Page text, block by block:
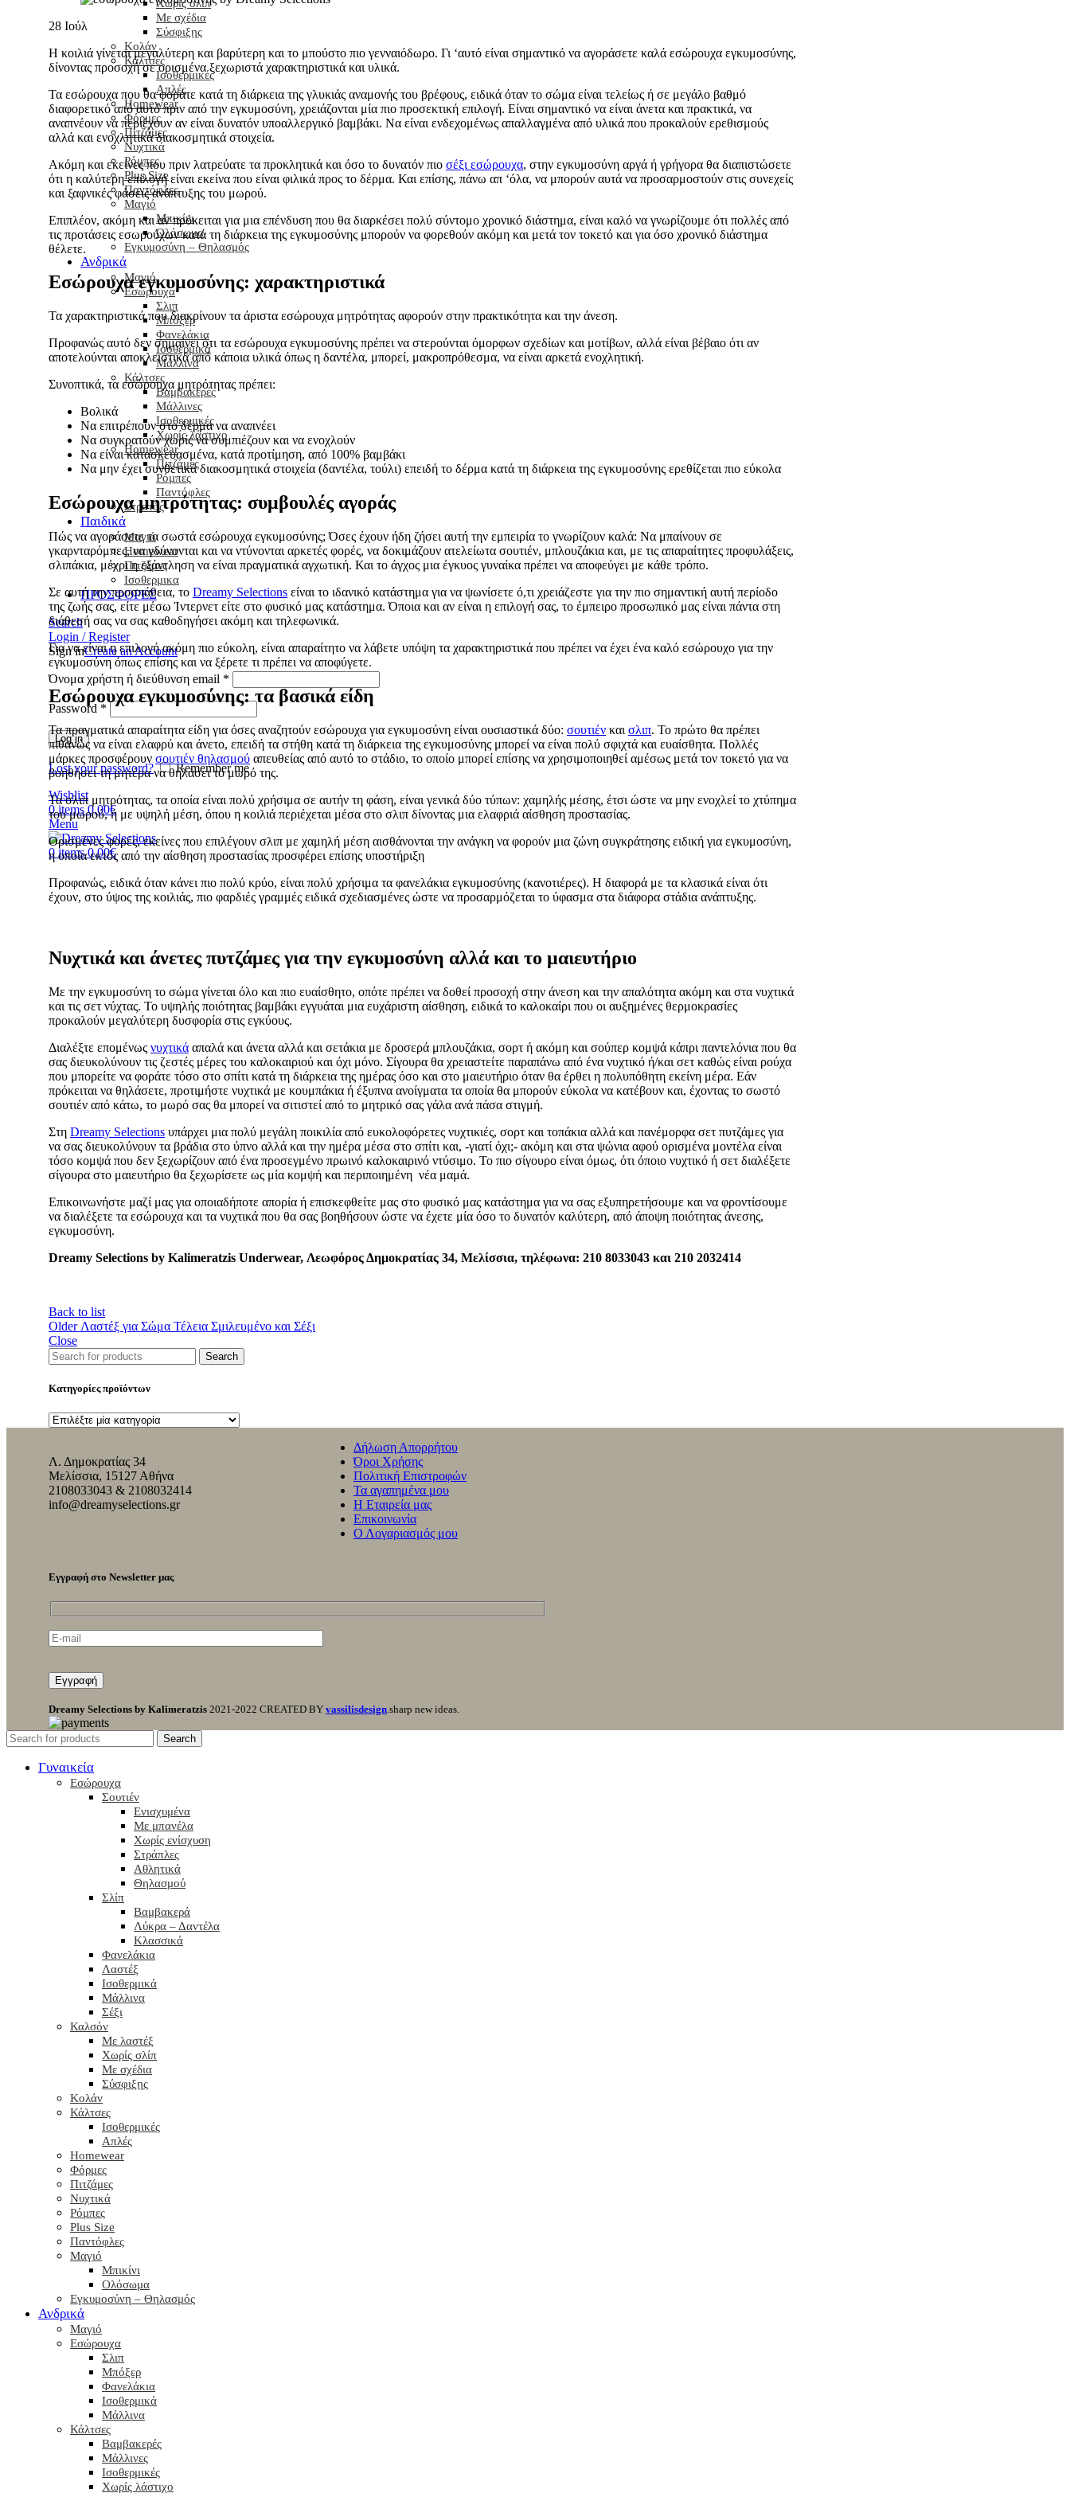
Χωρίς σλίπ
Με σχέδια
Σύσφιξης
Κολάν
Κάλτσες
Ισοθερμικές
Απλές
Homewear
Φόρμες
Πιτζάμες
Νυχτικά
Ρόμπες
Plus Size
Παντόφλες
Μαγιό
Μπικίνι
Ολόσωμα
Εγκυμοσύνη – Θηλασμός
Ανδρικά
Μαγιό
Εσώρουχα
Σλιπ
Μπόξερ
Φανελάκια
Ισοθερμικά
Μάλλινα
Κάλτσες
Βαμβακερές
Μάλλινες
Ισοθερμικές
Χωρίς λάστιχο
Homewear
Πιτζάμες
Ρόμπες
Παντόφλες
Στρατός
Παιδικά
Μαγιό
Homewear
Πιτζάμες
Ισοθερμικα
ΠΡΟΣΦΟΡΕΣ
Search
Login / Register
Sign inCreate an Account
Όνομα χρήστη ή διεύθυνση email *
Password *
Log in
Lost your password?
Remember me
Wishlist
0items 0,00€
Menu
0 items 0,00€
28 Ιούλ
Η κοιλιά γίνεται μεγαλύτερη και βαρύτερη και το μπούστο πιο γενναιόδωρο. Γι ‘αυτό είναι σημαντικό να αγοράσετε καλά εσώρουχα εγκυμοσύνης,
δίνοντας προσοχή σε ορισμένα ξεχωριστά χαρακτηριστικά και υλικά.
Τα εσώρουχα που θα φοράτε κατά τη διάρκεια της γλυκιάς αναμονής του βρέφους, ειδικά όταν το σώμα είναι τελείως ή σε μεγάλο βαθμό
διαφορετικό από αυτό πριν από την εγκυμοσύνη, χρειάζονται μία πιο προσεκτική επιλογή. Είναι σημαντικό να είναι άνετα και πρακτικά, να
αναπνέουν να περιέχουν αν είναι δυνατόν υποαλλεργικό βαμβάκι. Να είναι ενδεχομένως απαλλαγμένα από υλικά που προκαλούν ερεθισμούς
αλλά και ενοχλητικά διακοσμητικά στοιχεία.
Ακόμη και εκείνες που πριν λατρεύατε τα προκλητικά και όσο το δυνατόν πιο σέξι εσώρουχα, στην εγκυμοσύνη αργά ή γρήγορα θα διαπιστώσετε
ότι η καλύτερη επιλογή είναι εκείνα που είναι φιλικά προς το δέρμα. Και επίσης, πάνω απ ‘όλα, να μπορούν αυτά να προσαρμοστούν στις συνεχείς
και ξαφνικές φάσεις ανάπτυξης του μωρού.
Επιπλέον, ακόμη και αν πρόκειται για μια επένδυση που θα διαρκέσει πολύ σύντομο χρονικό διάστημα, είναι καλό να γνωρίζουμε ότι πολλές από
τις προτάσεις εσωρούχων κατά τη διάρκεια της εγκυμοσύνης μπορούν να φορεθούν ακόμη και μετά τον τοκετό και για όσο χρονικό διάστημα
θέλετε.
Εσώρουχα εγκυμοσύνης: χαρακτηριστικά
Τα χαρακτηριστικά που διακρίνουν τα άριστα εσώρουχα μητρότητας αφορούν στην πρακτικότητα και την άνεση.
Προφανώς αυτό δεν σημαίνει ότι τα εσώρουχα εγκυμοσύνης πρέπει να στερούνται όμορφων σχεδίων και μοτίβων, αλλά είναι βέβαιο ότι αν
αποτελούνται αποκλειστικά από κάποια υλικά όπως η δαντέλα, μπορεί, μακροπρόθεσμα, να είναι αρκετά ενοχλητική.
Συνοπτικά, τα εσώρουχα μητρότητας πρέπει:
Βολικά
Να επιτρέπουν στο δέρμα να αναπνέει
Να συγκρατούν χωρίς να συμπιέζουν και να ενοχλούν
Να είναι κατασκευασμένα, κατά προτίμηση, από 100% βαμβάκι
Να μην έχει συνθετικά διακοσμητικά στοιχεία (δαντέλα, τούλι) επειδή το δέρμα κατά τη διάρκεια της εγκυμοσύνης ερεθίζεται πιο εύκολα
Εσώρουχα μητρότητας: συμβουλές αγοράς
Πώς να αγοράσετε τα σωστά εσώρουχα εγκυμοσύνης; Όσες έχουν ήδη ζήσει αυτή την εμπειρία το γνωρίζουν καλά: Να μπαίνουν σε
γκαρνταρόμπες, να γδύνονται και να ντύνονται αρκετές φορές, να δοκιμάζουν ατελείωτα σουτιέν, μπλουζάκια και, με τις απαραίτητες προφυλάξεις,
σλιπάκια, μέχρι η εξάντληση να είναι πραγματικά αγχωτική. Και το άγχος μια έγκυος γυναίκα πρέπει να αποφεύγει με κάθε τρόπο.
Σε αυτή την προσπάθεια, το Dreamy Selections είναι το ιδανικό κατάστημα για να ψωνίσετε ό,τι χρειάζεστε για την πιο σημαντική αυτή περίοδο
της ζωής σας, είτε μέσω Ίντερνετ είτε στο φυσικό μας κατάστημα. Όποια και αν είναι η επιλογή σας, το έμπειρο προσωπικό μας είναι πάντα στη
διάθεσή σας να σας καθοδηγήσει ακόμη και τηλεφωνικά.
Για να είναι η επιλογή ακόμη πιο εύκολη, είναι απαραίτητο να λάβετε υπόψη τα χαρακτηριστικά που πρέπει να έχει ένα καλό εσώρουχο για την
εγκυμοσύνη όπως επίσης και να ξέρετε τι πρέπει να αποφύγετε.
Εσώρουχα εγκυμοσύνης: τα βασικά είδη
Τα πραγματικά απαραίτητα είδη για όσες αναζητούν εσώρουχα για εγκυμοσύνη είναι ουσιαστικά δύο: σουτιέν και σλιπ. Το πρώτο θα πρέπει
πιθανώς να είναι ελαφρύ και άνετο, επειδή τα στήθη κατά τη διάρκεια της εγκυμοσύνης μπορεί να είναι πολύ σφιχτά και ευαίσθητα. Πολλές
μάρκες προσφέρουν σουτιέν θηλασμού απευθείας από αυτό το στάδιο, το οποίο μπορεί επίσης να χρησιμοποιηθεί αμέσως μετά τον τοκετό για να
βοηθήσει τη μητέρα να θηλάσει το μωρό της.
Τα σλιπ μητρότητας, τα οποία είναι πολύ χρήσιμα σε αυτήν τη φάση, είναι γενικά δύο τύπων: χαμηλής μέσης, έτσι ώστε να μην ενοχλεί το χτύπημα
του μωρού, ή με υψηλή μέση, όπου η κοιλιά περιέχεται μέσα στο σλιπ δίνοντας μια ελαφριά αίσθηση προστασίας.
Ορισμένες φορές, εκείνες που επιλέγουν σλιπ με χαμηλή μέση αισθάνονται την ανάγκη να φορούν μια ζώνη συγκράτησης ειδική για εγκυμοσύνη,
η οποία εκτός από την αίσθηση προστασίας προσφέρει επίσης υποστήριξη
Προφανώς, ειδικά όταν κάνει πιο πολύ κρύο, είναι πολύ χρήσιμα τα φανελάκια εγκυμοσύνης (κανοτιέρες). Η διαφορά με τα κλασικά είναι ότι
έχουν, στο ύψος της κοιλιάς, πιο φαρδιές γραμμές ειδικά σχεδιασμένες ώστε να προσαρμόζεται το ύφασμα στα διάφορα στάδια ανάπτυξης.
Νυχτικά και άνετες πυτζάμες για την εγκυμοσύνη αλλά και το μαιευτήριο
Με την εγκυμοσύνη το σώμα γίνεται όλο και πιο ευαίσθητο, οπότε πρέπει να δοθεί προσοχή στην άνεση και την απαλότητα ακόμη και στα νυχτικά
και τις σετ νύχτας. Το υψηλής ποιότητας βαμβάκι εγγυάται μια ευχάριστη αίσθηση, ειδικά το καλοκαίρι που οι αυξημένες θερμοκρασίες
προκαλούν μεγαλύτερη δυσφορία στις εγκύους.
Διαλέξτε επομένως νυχτικά απαλά και άνετα αλλά και σετάκια με δροσερά μπλουζάκια, σορτ ή ακόμη και σούπερ κομψά κάπρι παντελόνια που θα
σας διευκολύνουν τις ζεστές μέρες του καλοκαιριού και όχι μόνο. Σίγουρα θα χρειαστείτε παραπάνω από ένα νυχτικό ή/και σετ καθώς είναι ρούχα
που μπορείτε να φοράτε τόσο στο σπίτι κατά τη διάρκεια της ημέρας όσο και στο μαιευτήριο όταν θα έρθει η πολυπόθητη εκείνη μέρα. Εάν
πρόκειται να θηλάσετε, προτιμήστε νυχτικά με κουμπάκια ή έξυπνα ανοίγματα τα οποία θα μπορούν εύκολα να κατέβουν και, έχοντας το σωστό
σουτιέν από κάτω, το μωρό σας θα μπορεί να σιτιστεί από το μητρικό σας γάλα ανά πάσα στιγμή.
Στη Dreamy Selections υπάρχει μια πολύ μεγάλη ποικιλία από ευκολοφόρετες νυχτικιές, σορτ και τοπάκια αλλά και πανέμορφα σετ πυτζάμες για
να σας διευκολύνουν τα βράδια στο ύπνο αλλά και την ημέρα μέσα στο σπίτι και, -γιατί όχι;- ακόμη και στα ψώνια αφού ορισμένα μοντέλα είναι
τόσο κομψά που δεν ξεχωρίζουν από ένα προσεγμένο πρωινό καλοκαιρινό ντύσιμο. Το πιο σίγουρο είναι όμως, ότι όποιο νυχτικό ή σετ διαλέξετε
σίγουρα στο μαιευτήριο θα ξεχωρίσετε ως μία κομψή και περιποιημένη νέα μαμά.
Επικοινωνήστε μαζί μας για οποιαδήποτε απορία ή επισκεφθείτε μας στο φυσικό μας κατάστημα για να σας εξυπηρετήσουμε και να φροντίσουμε
να διαλέξετε τα εσώρουχα και τα νυχτικά που θα σας βοηθήσουν ώστε να έχετε μία όσο το δυνατόν καλύτερη, από άποψη ποιότητας άνεσης,
εγκυμοσύνη.
Dreamy Selections by Kalimeratzis Underwear, Λεωφόρος Δημοκρατίας 34, Μελίσσια, τηλέφωνα: 210 8033043 και 210 2032414
Back to list
Older Λαστέξ για Σώμα Τέλεια Σμιλευμένο και Σέξι
Close
Search
Κατηγορίες προϊόντων
Λ. Δημοκρατίας 34
Μελίσσια, 15127 Αθήνα
2108033043 & 2108032414
info@dreamyselections.gr
Δήλωση Απορρήτου
Όροι Χρήσης
Πολιτική Επιστροφών
Τα αγαπημένα μου
Η Εταιρεία μας
Επικοινωνία
Ο Λογαριασμός μου
Εγγραφή στο Newsletter μας
Dreamy Selections by Kalimeratzis 2021-2022 CREATED BY vassilisdesign.sharp new ideas.
Search
Γυναικεία
Εσώρουχα
Σουτιέν
Ενισχυμένα
Με μπανέλα
Χωρίς ενίσχυση
Στράπλες
Αθλητικά
Θηλασμού
Σλίπ
Βαμβακερά
Λύκρα – Δαντέλα
Κλασσικά
Φανελάκια
Λαστέξ
Ισοθερμικά
Μάλλινα
Σέξι
Καλσόν
Με λαστέξ
Χωρίς σλίπ
Με σχέδια
Σύσφιξης
Κολάν
Κάλτσες
Ισοθερμικές
Απλές
Homewear
Φόρμες
Πιτζάμες
Νυχτικά
Ρόμπες
Plus Size
Παντόφλες
Μαγιό
Μπικίνι
Ολόσωμα
Εγκυμοσύνη – Θηλασμός
Ανδρικά
Μαγιό
Εσώρουχα
Σλιπ
Μπόξερ
Φανελάκια
Ισοθερμικά
Μάλλινα
Κάλτσες
Βαμβακερές
Μάλλινες
Ισοθερμικές
Χωρίς λάστιχο